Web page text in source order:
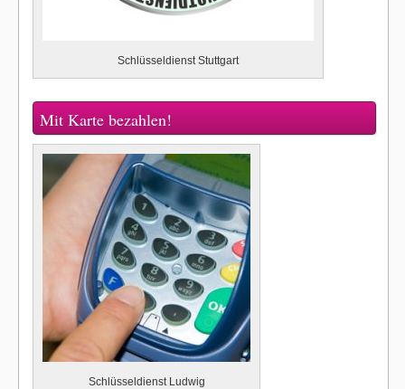
Schlüsseldienst Stuttgart
Mit Karte bezahlen!
Schlüsseldienst Ludwig